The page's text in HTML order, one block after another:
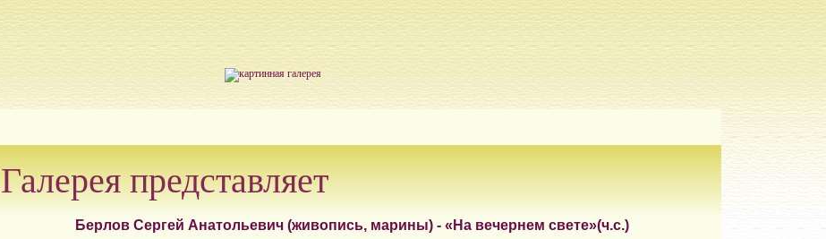
Галерея представляет
Берлов Сергей Анатольевич (живопись, марины) - «На вечернем свете»(ч.с.)